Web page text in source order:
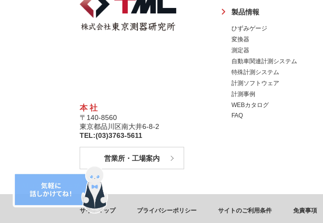
本 社
〒140-8560
東京都品川区南大井6-8-2
TEL:(03)3763-5611
営業所・工場案内
タ
製品情報
ひずみゲージ
変換器
測定器
自動車関連計測システム
特殊計測システム
計測ソフトウェア
計測事例
WEBカタログ
FAQ
サイトマップ プライバシーポリシー サイトのご利用条件 免責事項